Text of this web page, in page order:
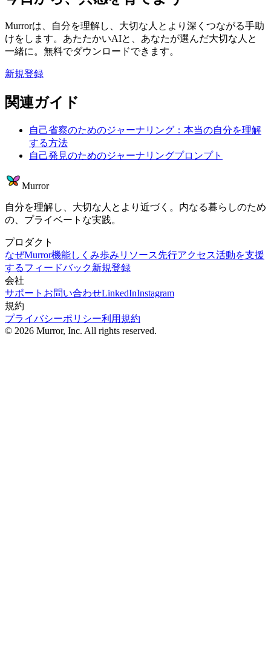
Murrorは、自分を理解し、大切な人とより深くつながる手助
けをします。あたたかいAIと、あなたが選んだ大切な人と
一緒に。無料でダウンロードできます。
新規登録
関連ガイド
自己省察のためのジャーナリング：本当の自分を理解
する方法
自己発見のためのジャーナリングプロンプト
Murror
自分を理解し、大切な人とより近づく。内なる暮らしのため
の、プライベートな実践。
プロダクト
なぜMurror機能しくみ歩み リソース先行アクセス活動を支援
するフィードバック新規登録
会社
サポート お問い合わせLinkedInInstagram
規約
プライバシーポリシー利用規約
© 2026 Murror, Inc. All rights reserved.